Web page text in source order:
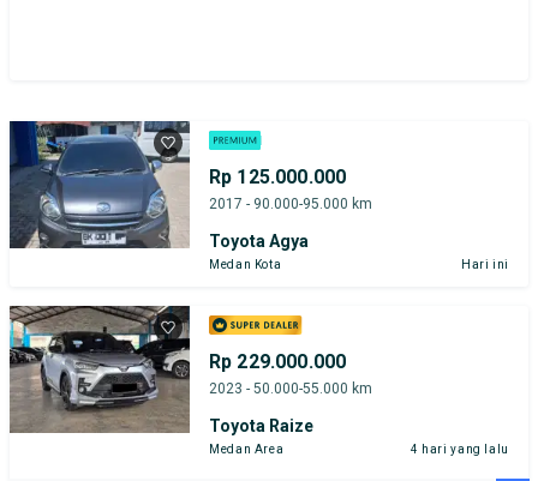
Rp 125.000.000
2017 - 90.000-95.000 km
Toyota Agya
Medan Kota Hari ini
Rp 229.000.000
2023 - 50.000-55.000 km
Toyota Raize
Medan Area 4 hari yang lalu